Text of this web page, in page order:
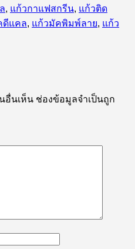
, แก้วกาแฟสกรีน, แก้วติด
ดีแคล, แก้วมัคพิมพ์ลาย, แก้ว
อื่นเห็น ช่องข้อมูลจำเป็นถูก